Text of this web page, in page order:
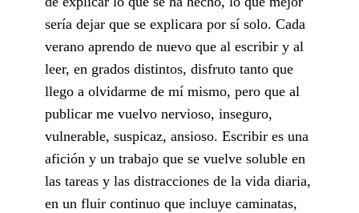
sería dejar que se explicara por sí solo. Cada
verano aprendo de nuevo que al escribir y al
leer, en grados distintos, disfruto tanto que
llego a olvidarme de mí mismo, pero que al
publicar me vuelvo nervioso, inseguro,
vulnerable, suspicaz, ansioso. Escribir es una
afición y un trabajo que se vuelve soluble en
las tareas y las distracciones de la vida diaria,
en un fluir continuo que incluye caminatas,